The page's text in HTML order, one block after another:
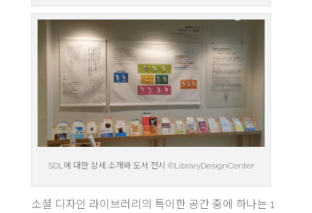
SDL에 대한 상세 소개와 도서 전시 ©LibraryDesignCenter
소셜 디자인 라이브러리의 특이한 공간 중에 하나는 1